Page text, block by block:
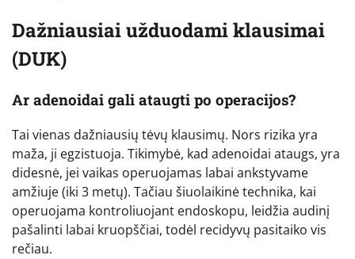
Dažniausiai užduodami klausimai
(DUK)
Ar adenoidai gali ataugti po operacijos?
Tai vienas dažniausių tėvų klausimų. Nors rizika yra
maža, ji egzistuoja. Tikimybė, kad adenoidai ataugs, yra
didesnė, jei vaikas operuojamas labai ankstyvame
amžiuje (iki 3 metų). Tačiau šiuolaikinė technika, kai
operuojama kontroliuojant endoskopu, leidžia audinį
pašalinti labai kruopščiai, todėl recidyvų pasitaiko vis
rečiau.